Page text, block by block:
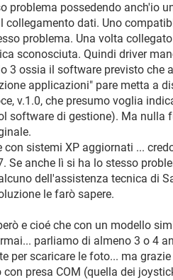
problema possedendo anch'io
collegamento dati. Uno
problema. Una volta
sconosciuta. Quindi driver
3 ossia il software previsto che
applicazioni" pare metta a
v.1.0, che presumo voglia
software di gestione). Ma nulla
sistemi XP aggiornati ...
Se anche lì si ha lo stesso
dell'assistenza tecnica di
le farò sapere.
e cioé che con un modello
parliamo di almeno 3 o 4
per scaricare le foto... ma
presa COM (quella dei